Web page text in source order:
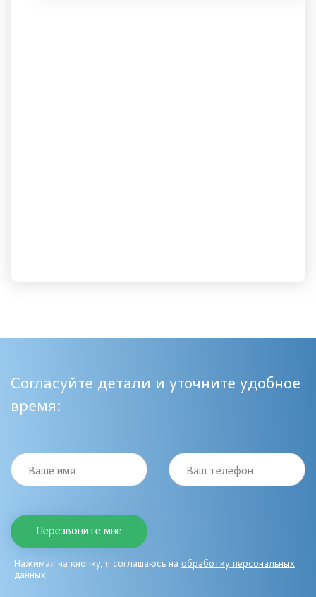
Согласуйте детали и уточните удобное
время:
Ваше имя Ваш телефон
Нажимая на кнопку, я соглашаюсь на обработку персональных
данных